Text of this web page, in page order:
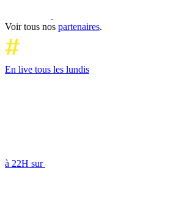
Voir tous nos partenaires.
En live tous les lundis
à 22H sur